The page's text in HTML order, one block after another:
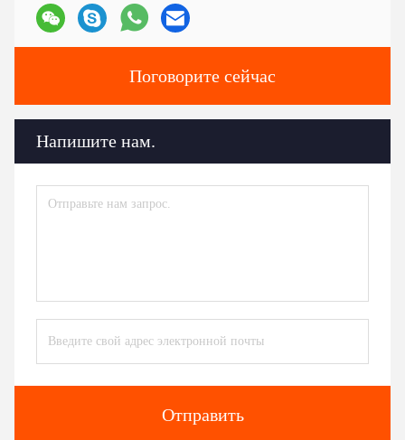
Поговорите сейчас
Напишите нам.
Отправить